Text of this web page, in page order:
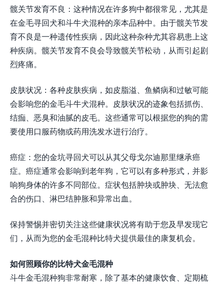
髋关节发育不良：这种情况在许多狗中都很常见，尤其是
在金毛寻回犬和斗牛犬混种的亲本品种中。由于髋关节发
育不良是一种遗传性疾病，因此这种杂种尤其容易患上这
种疾病。髋关节发育不良会导致髋关节松动，从而引起剧
烈疼痛。
皮肤状况：各种皮肤疾病，如皮脂溢、鱼鳞病和过敏可能
会影响您的金毛斗牛犬混种。皮肤状况的迹象包括抓伤、
结痂、恶臭和油腻的皮毛。这些通常可以根据您的狗的需
要使用口服药物或药用洗发水进行治疗。
癌症：您的金坑寻回犬可以从其父母戈尔迪那里继承癌
症。癌症通常会影响到老年狗，它可以有多种形式，并影
响狗身体的许多不同部位。症状包括肿块或肿块、无法愈
合的伤口、淋巴结肿胀和异常出血。
保持警惕并密切关注这些健康状况将有助于您及早发现它
们，从而为您的金毛混种比特犬提供最佳的康复机会。
如何照顾你的比特犬金毛混种
斗牛金毛混种狗非常耐寒，除了基本的健康饮食、定期梳